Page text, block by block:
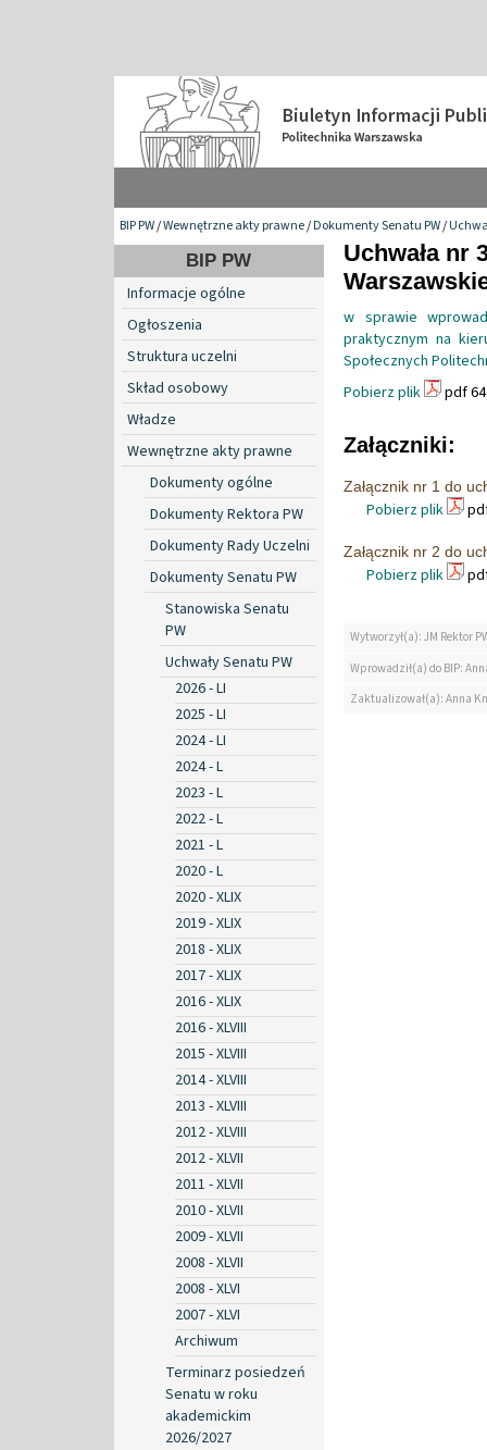
BIP PW/Wewnętrzne akty prawne/Dokumenty Senatu PW/
BIP PW
Informacje ogólne
Ogłoszenia
Struktura uczelni
Skład osobowy
Władze
Wewnętrzne akty prawne
Dokumenty ogólne
Dokumenty Rektora PW
Dokumenty Rady Uczelni
Dokumenty Senatu PW
Stanowiska Senatu
PW
Uchwały Senatu PW
2026 - LI
2025 - LI
2024 - LI
2024 - L
2023 - L
2022 - L
2021 - L
2020 - L
2020 - XLIX
2019 - XLIX
2018 - XLIX
2017 - XLIX
2016 - XLIX
2016 - XLVIII
2015 - XLVIII
2014 - XLVIII
2013 - XLVIII
2012 - XLVIII
2012 - XLVII
2011 - XLVII
2010 - XLVII
2009 - XLVII
2008 - XLVII
2008 - XLVI
2007 - XLVI
Archiwum
Terminarz posiedzeń
Senatu w roku
akademickim
2026/2027
Uchwała nr
w sprawie
praktycznym na
Społecznych
Pobierz plik
pdf
Załączniki:
Załącznik nr 1 do
Pobierz plik
Załącznik nr 2 do
Pobierz plik
Wytworzył(a): JM Rektor
Wprowadził(a) do BIP:
Zaktualizował(a): Anna